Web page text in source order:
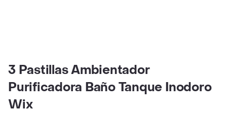
3 Pastillas Ambientador
Purificadora Baño Tanque Inodoro
Wix